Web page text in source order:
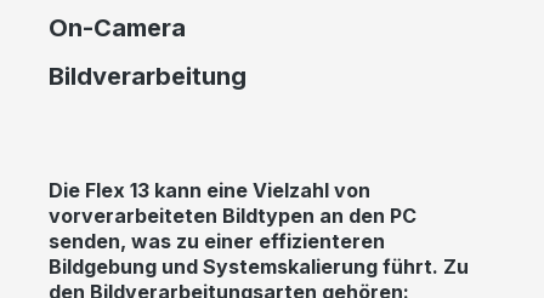
On-Camera
Bildverarbeitung
Die Flex 13 kann eine Vielzahl von
vorverarbeiteten Bildtypen an den PC
senden, was zu einer effizienteren
Bildgebung und Systemskalierung führt. Zu
den Bildverarbeitungsarten gehören: